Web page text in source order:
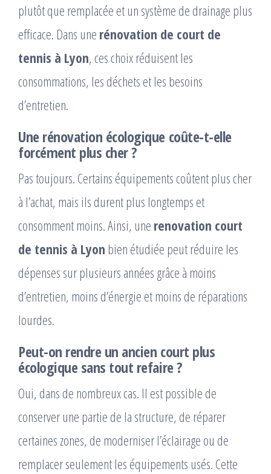
plutôt que remplacée et un système de drainage plus
efficace. Dans une rénovation de court de
tennis à Lyon, ces choix réduisent les
consommations, les déchets et les besoins
d’entretien.
Une rénovation écologique coûte-t-elle
forcément plus cher ?
Pas toujours. Certains équipements coûtent plus cher
à l’achat, mais ils durent plus longtemps et
consomment moins. Ainsi, une renovation court
de tennis à Lyon bien étudiée peut réduire les
dépenses sur plusieurs années grâce à moins
d’entretien, moins d’énergie et moins de réparations
lourdes.
Peut-on rendre un ancien court plus
écologique sans tout refaire ?
Oui, dans de nombreux cas. Il est possible de
conserver une partie de la structure, de réparer
certaines zones, de moderniser l’éclairage ou de
remplacer seulement les équipements usés. Cette